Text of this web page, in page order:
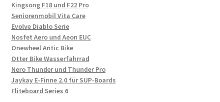
Kingsong F18 und F22 Pro
Seniorenmobil Vita Care
Evolve Diablo Serie
Nosfet Aero und Aeon EUC
Onewheel Antic Bike
Otter Bike Wasserfahrrad
Nero Thunder und Thunder Pro
Jaykay E-Finne 2.0 für SUP-Boards
Fliteboard Series 6